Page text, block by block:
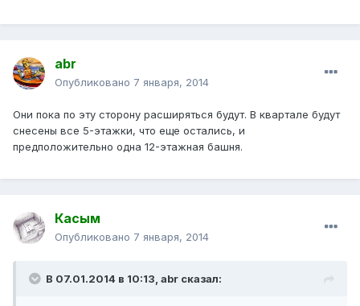
abr
Опубликовано 7 января, 2014
Они пока по эту сторону расширяться будут. В квартале будут
снесены все 5-этажки, что еще остались, и
предположительно одна 12-этажная башня.
Касым
Опубликовано 7 января, 2014
В 07.01.2014 в 10:13, abr сказал: